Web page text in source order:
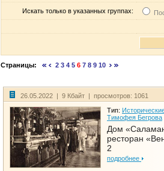
Искать только в указанных группах:
Страницы: 2 3 4 5 6 7 8 9 10
26.05.2022 | 9 Кбайт | просмотров: 1061
Тип:
Тимофея Бегрова
Дом
ресторан
2
подробнее